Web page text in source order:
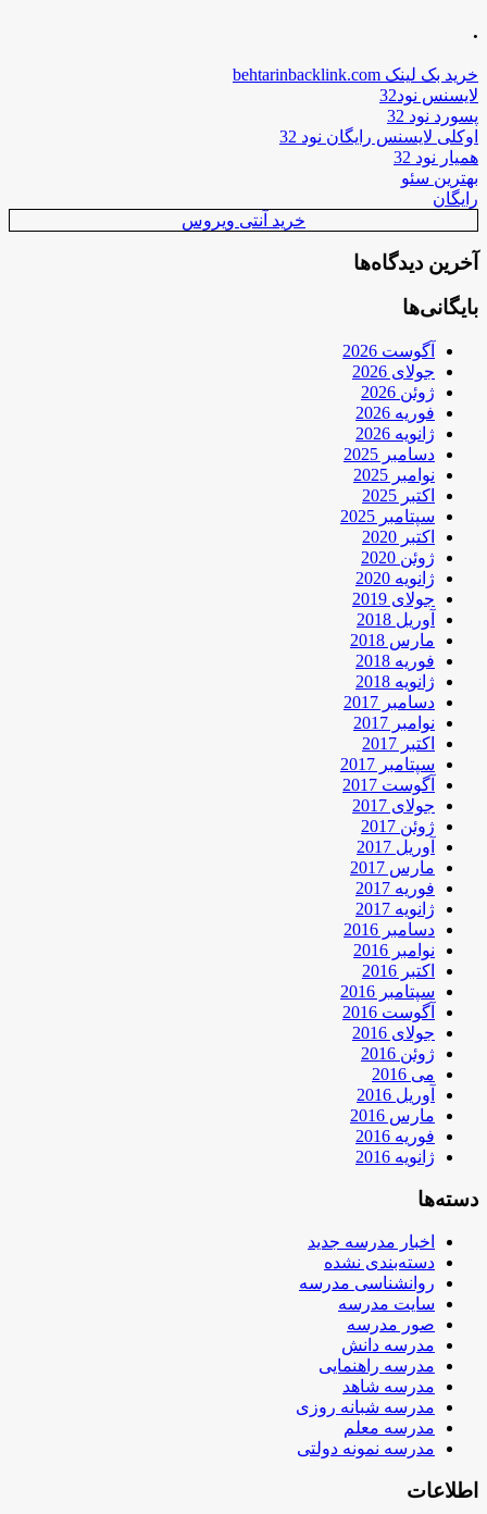
.
خرید بک لینک behtarinbacklink.com
لایسنس نود32
پسورد نود 32
اوکلی لایسنس رایگان نود 32
همیار نود 32
بهترین سئو
رایگان
خرید آنتی ویروس
آخرین دیدگاه‌ها
بایگانی‌ها
آگوست 2026
جولای 2026
ژوئن 2026
فوریه 2026
ژانویه 2026
دسامبر 2025
نوامبر 2025
اکتبر 2025
سپتامبر 2025
اکتبر 2020
ژوئن 2020
ژانویه 2020
جولای 2019
آوریل 2018
مارس 2018
فوریه 2018
ژانویه 2018
دسامبر 2017
نوامبر 2017
اکتبر 2017
سپتامبر 2017
آگوست 2017
جولای 2017
ژوئن 2017
آوریل 2017
مارس 2017
فوریه 2017
ژانویه 2017
دسامبر 2016
نوامبر 2016
اکتبر 2016
سپتامبر 2016
آگوست 2016
جولای 2016
ژوئن 2016
می 2016
آوریل 2016
مارس 2016
فوریه 2016
ژانویه 2016
دسته‌ها
اخبار مدرسه جدید
دسته‌بندی نشده
روانشناسی مدرسه
سایت مدرسه
صور مدرسه
مدرسه دانش
مدرسه راهنمایی
مدرسه شاهد
مدرسه شبانه روزی
مدرسه معلم
مدرسه نمونه دولتی
اطلاعات